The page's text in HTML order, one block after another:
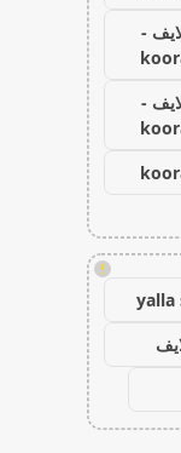
-
-
!
yalla